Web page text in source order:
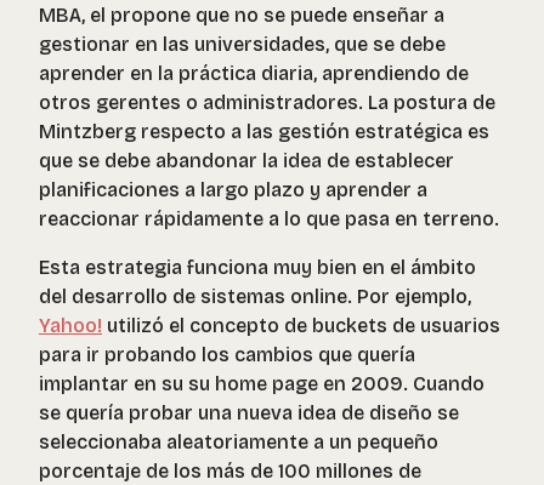
MBA, el propone que no se puede enseñar a
gestionar en las universidades, que se debe
aprender en la práctica diaria, aprendiendo de
otros gerentes o administradores. La postura de
Mintzberg respecto a las gestión estratégica es
que se debe abandonar la idea de establecer
planificaciones a largo plazo y aprender a
reaccionar rápidamente a lo que pasa en terreno.
Esta estrategia funciona muy bien en el ámbito
del desarrollo de sistemas online. Por ejemplo,
Yahoo! utilizó el concepto de buckets de usuarios
para ir probando los cambios que quería
implantar en su su home page en 2009. Cuando
se quería probar una nueva idea de diseño se
seleccionaba aleatoriamente a un pequeño
porcentaje de los más de 100 millones de